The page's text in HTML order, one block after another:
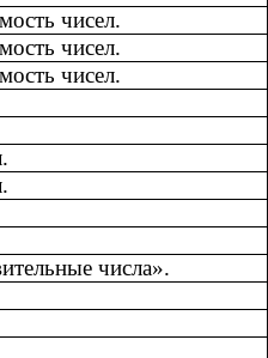
чисел.
чисел.
чисел.
числа».